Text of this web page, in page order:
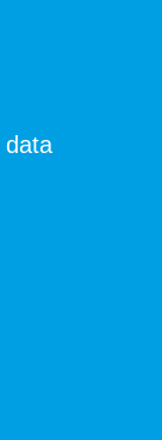
data